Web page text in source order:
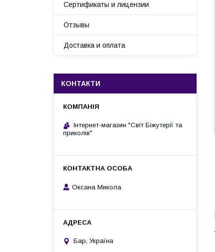
Сертификаты и лицензии
Отзывы
Доставка и оплата
КОНТАКТИ
Інтернет-магазин "Світ Біжутерії та
приколів"
Оксана Микола
Бар, Україна